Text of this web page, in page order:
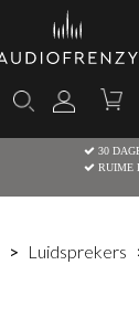
30
RUIME
Luidsprekers